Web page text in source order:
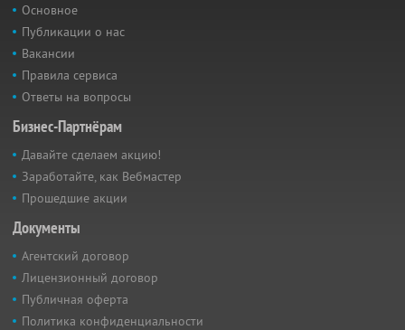
Основное
Публикации о нас
Вакансии
Правила сервиса
Ответы на вопросы
Бизнес-Партнёрам
Давайте сделаем акцию!
Заработайте, как Вебмастер
Прошедшие акции
Документы
Агентский договор
Лицензионный договор
Публичная оферта
Политика конфиденциальности